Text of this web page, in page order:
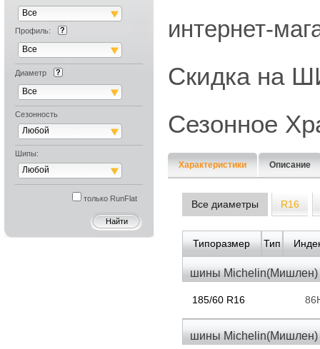
Все
Профиль:
Все
Диаметр
Все
Сезонность
Любой
Шипы:
Любой
только RunFlat
интернет-
Скидка на
Сезонное
Характеристики Описание
Все диаметры R16
Типоразмер Тип
шины Michelin(Мишлен)
185/60 R16
шины Michelin(Мишлен)